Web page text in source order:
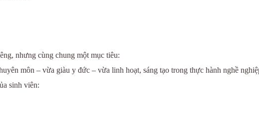
nhưng cùng chung một mục tiêu:
môn – vừa giàu y đức – vừa linh hoạt, sáng tạo trong thực hành nghề
sinh viên: